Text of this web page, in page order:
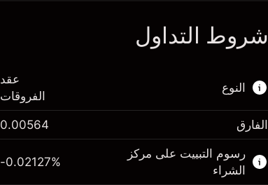
شروط التداول
النوع
هذا السوق المالي متاح للتداول من خلال عقود
الفروقات.
اعرف المزيد عن:
عقد
الفروقات
الفارق 0.00564
رسوم التبييت على مركز
الشراء
-0.02127%